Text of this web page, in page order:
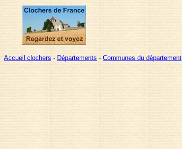
Accueil clochers - Départements - Communes du département